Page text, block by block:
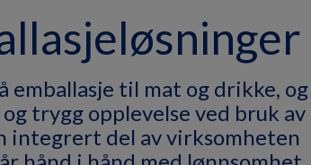
emballasje til mat og drikke, og
trygg opplevelse ved bruk av
del av virksomheten